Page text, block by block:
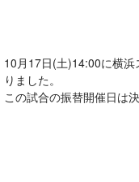
10月17日(土)14:00に横
りました。
この試合の振替開催日は